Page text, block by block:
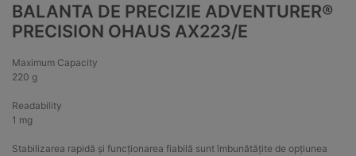
BALANTA DE PRECIZIE ADVENTURER®
PRECISION OHAUS AX223/E
Maximum Capacity
220 g
Readability
1 mg
Stabilizarea rapidă și funcționarea fiabilă sunt îmbunătățite de opțiunea